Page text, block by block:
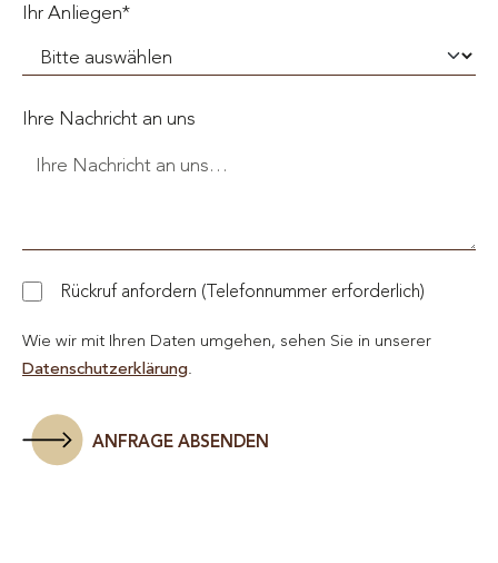
Ihr Anliegen*
Ihre Nachricht an uns
Rückruf anfordern (Telefonnummer erforderlich)
Wie wir mit Ihren Daten umgehen, sehen Sie in unserer
Datenschutzerklärung
ANFRAGE ABSENDEN